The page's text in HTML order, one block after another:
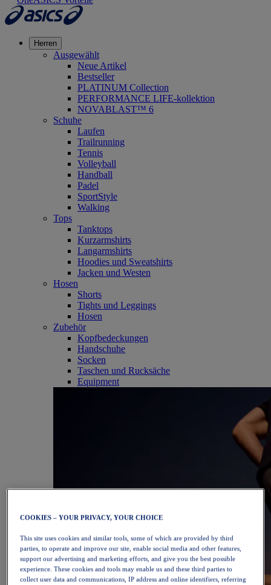
Herren
Ausgewählt
Neue Artikel
Bestseller
PLATINUM Collection
PERFORMANCE LIFE-kollektion
NOVABLAST™ 6
Schuhe
Laufen
Trailrunning
Tennis
Volleyball
Handball
Padel
SportStyle
Walking
Tops
Tanktops
Kurzarmshirts
Langarmshirts
Hoodies und Sweatshirts
Jacken und Westen
Hosen
Shorts
Tights und Leggings
Hosen
Zubehör
Kopfbedeckungen
Handschuhe
Socken
Taschen und Rucksäche
Equipment
COOKIES – YOUR PRIVACY, YOUR CHOICE
This site uses cookies and similar tools, some of which are provided by third
parties, to operate and improve our site, enable social media and other features,
support our advertising and marketing efforts, and give you the best possible
experience. These cookies and tools may enable us and these third parties to
collect user data and communications, IP address and online identifiers, referring